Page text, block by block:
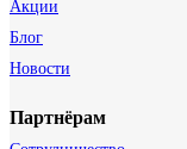
Акции
Блог
Новости
Партнёрам